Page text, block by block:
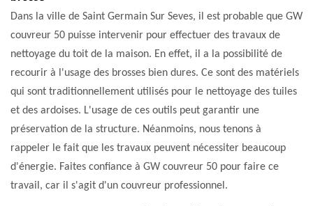
Dans la ville de Saint Germain Sur Seves, il est probable que GW
couvreur 50 puisse intervenir pour effectuer des travaux de
nettoyage du toit de la maison. En effet, il a la possibilité de
recourir à l'usage des brosses bien dures. Ce sont des matériels
qui sont traditionnellement utilisés pour le nettoyage des tuiles
et des ardoises. L'usage de ces outils peut garantir une
préservation de la structure. Néanmoins, nous tenons à
rappeler le fait que les travaux peuvent nécessiter beaucoup
d'énergie. Faites confiance à GW couvreur 50 pour faire ce
travail, car il s'agit d'un couvreur professionnel.